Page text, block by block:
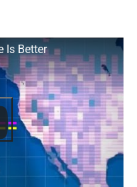
Is Better